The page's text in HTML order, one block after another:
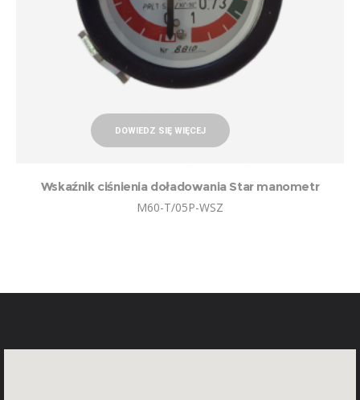
DOWIEDZ SIĘ WIĘCEJ
Wskaźnik ciśnienia doładowania Star manometr
M60-T/05P-WSZ